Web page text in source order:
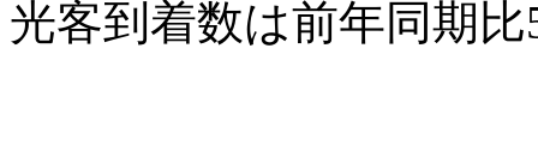
光客到着数は前年同期